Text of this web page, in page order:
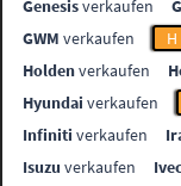
Genesisverkaufen
GWM verkaufen H
Holdenverkaufen
Hyundai verkaufen
Infiniti verkaufen
Isuzu verkaufen